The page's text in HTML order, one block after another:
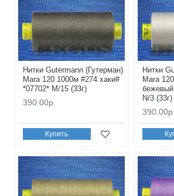
Нитки Gutermann (Гутерман)
Mara 120 1000м #274 хаки#
*07702* M/15 (33г)
390.00р.
Купить
Нитки
Mara
N/3 (33г)
390.00р.